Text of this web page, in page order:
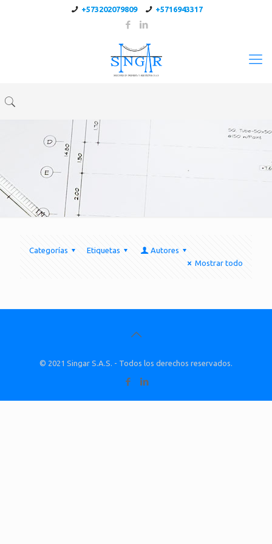
+573202079809 +5716943317
Categorías Etiquetas
Autores
Mostrar todo
© 2021 Singar S.A.S. - Todos los derechos reservados.